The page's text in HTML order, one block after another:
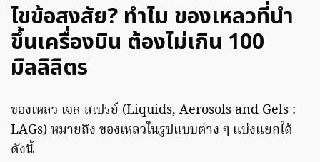
ไขข้อสงสัย? ทำไม ของเหลวที่นำ
ขึ้นเครื่องบิน ต้องไม่เกิน 100
มิลลิลิตร
ของเหลว เจล สเปรย์ (Liquids, Aerosols and Gels :
LAGs) หมายถึง ของเหลวในรูปแบบต่าง ๆ แบ่งแยกได้
ดังนี้